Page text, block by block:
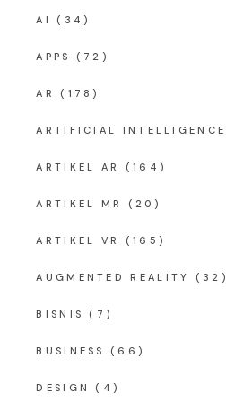
AI (34)
APPS (72)
AR (178)
ARTIFICIAL INTELLIGENCE
ARTIKEL AR (164)
ARTIKEL MR (20)
ARTIKEL VR (165)
AUGMENTED REALITY (32)
BISNIS (7)
BUSINESS (66)
DESIGN (4)